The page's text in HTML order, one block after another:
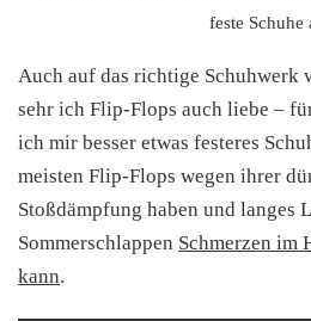
feste Schuhe
Auch auf das richtige Schuhwerk
sehr ich Flip-Flops auch liebe –
ich mir besser etwas festeres
meisten Flip-Flops wegen ihrer
Stoßdämpfung haben und langes
Sommerschlappen Schmerzen im
kann.